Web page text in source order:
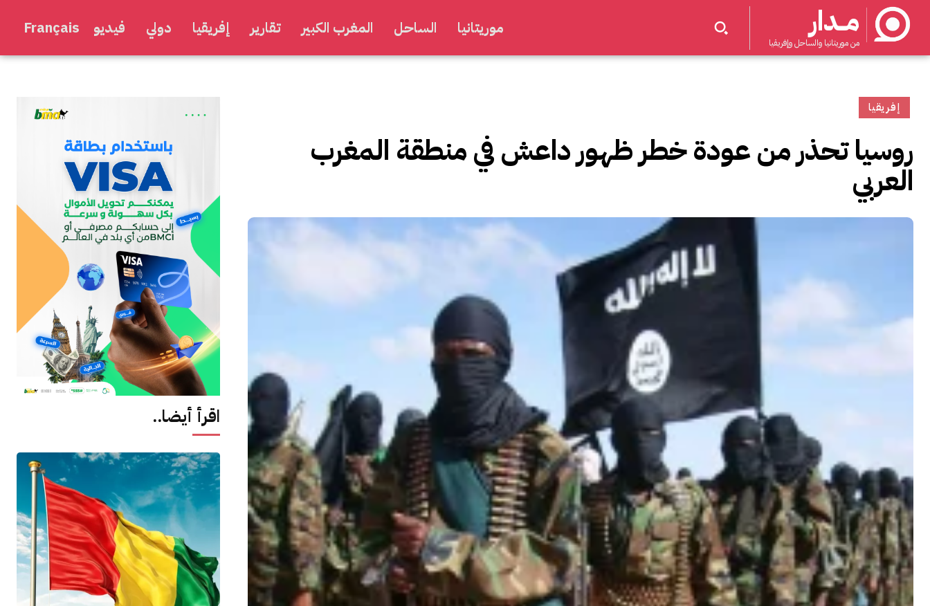
مــدار
من موريتانيا والساحل وإفريقيا
موريتانيا الساحل المغرب الكبير تقارير إفريقيا دولي فيديو Français
اقرأ أيضا..
إفريقيا
روسيا تحذر من عودة خطر ظهور داعش في منطقة المغرب
العربي